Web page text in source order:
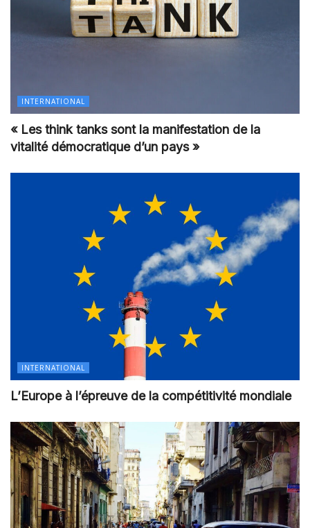
INTERNATIONAL
« Les think tanks sont la manifestation de la
vitalité démocratique d’un pays »
INTERNATIONAL
L’Europe à l’épreuve de la compétitivité mondiale